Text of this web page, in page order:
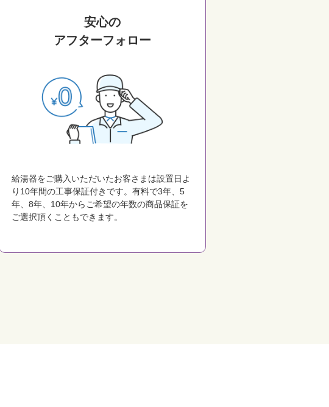
安心の
アフターフォロー
給湯器をご購入いただいたお客さまは設置日よ
り10年間の工事保証付きです。有料で3年、5
年、8年、10年からご希望の年数の商品保証を
ご選択頂くこともできます。